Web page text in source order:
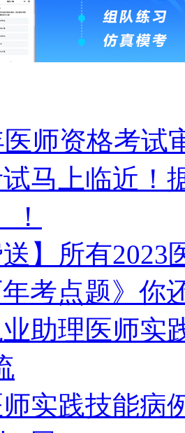
医师资格考试
马上临近！
送】所有
考点题》你
助理医师实
实践技能病